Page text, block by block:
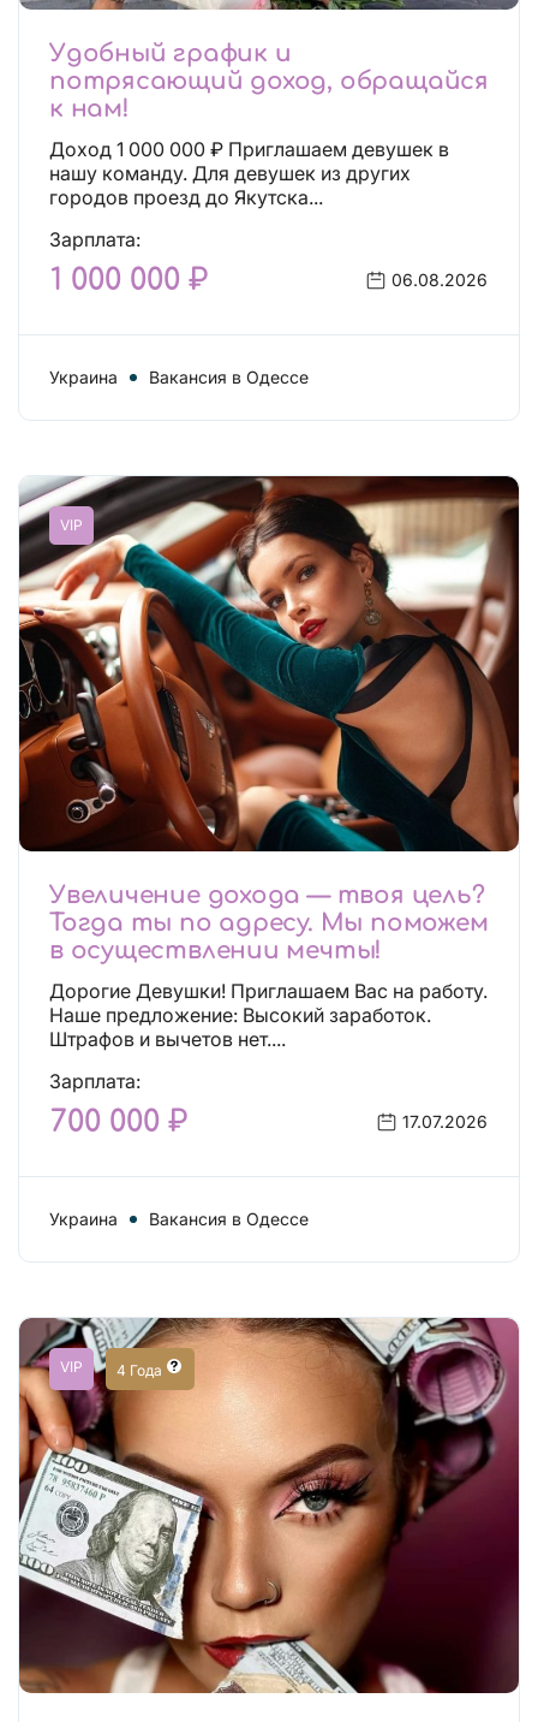
Удобный график и
потрясающий доход, обращайся
к нам!
Доход 1 000 000 ₽ Приглашаем девушек в
нашу команду. Для девушек из других
городов проезд до Якутска...
Зарплата:
1 000 000 ₽ 06.08.2026
Украина Вакансия в Одессе
VIP
Увеличение дохода — твоя цель?
Тогда ты по адресу. Мы поможем
в осуществлении мечты!
Дорогие Девушки! Приглашаем Вас на работу.
Наше предложение: Высокий заработок.
Штрафов и вычетов нет....
Зарплата:
700 000 ₽ 17.07.2026
Украина Вакансия в Одессе
VIP 4 Года